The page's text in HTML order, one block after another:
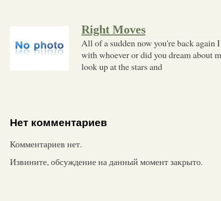
Right Moves
All of a sudden now you're back again
with whoever or did you dream about
look up at the stars and
Нет комментариев
Комментариев нет.
Извините, обсуждение на данный момент закрыто.